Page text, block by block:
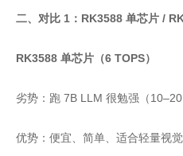
二、对比 1：RK3588 单芯片 /
RK3588 单芯片（6 TOPS）
劣势：跑 7B LLM 很勉强（
优势：便宜、简单、适合轻量视觉